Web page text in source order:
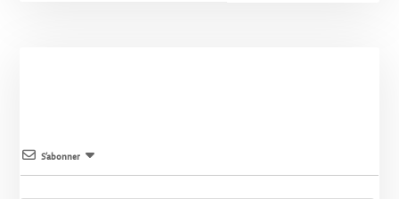
S’abonner